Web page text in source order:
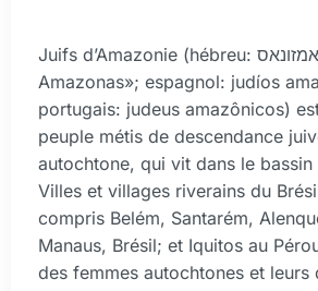
Juifs d’Amazonie (hébreu: יהודי אמזונאס, «Yehudei
Amazonas»; espagnol: judíos
portugais: judeus amazônicos)
peuple métis de descendance
autochtone, qui vit dans le bassin
Villes et villages riverains du
compris Belém, Santarém,
Manaus, Brésil; et Iquitos au
des femmes autochtones et leurs